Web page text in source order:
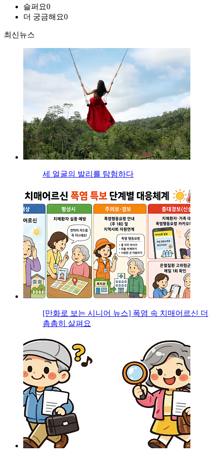
슬퍼요0
더 궁금해요0
최신뉴스
세 얼굴의 발리를 탐험하다
[만화로 보는 시니어 뉴스] 폭염 속 치매어르신 더
촘촘히 살펴요